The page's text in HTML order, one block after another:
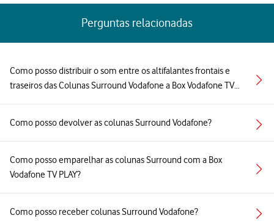
Perguntas relacionadas
Como posso distribuir o som entre os altifalantes frontais e
traseiros das Colunas Surround Vodafone a Box Vodafone TV
Como posso devolver as colunas Surround Vodafone?
Como posso emparelhar as colunas Surround com a Box
Vodafone TV PLAY?
Como posso receber colunas Surround Vodafone?